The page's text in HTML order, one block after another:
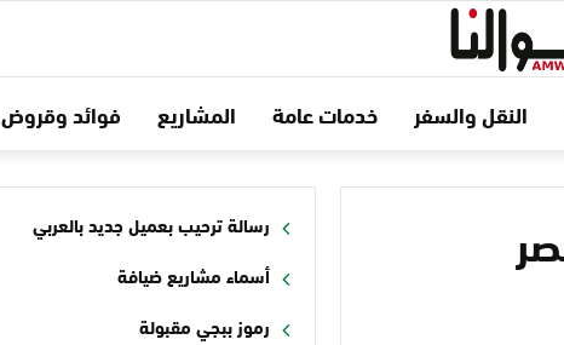
النقل والسفر خدمات عامة المشاريع فوائد وقروض
رسالة ترحيب بعميل جديد بالعربي
أسماء مشاريع ضيافة
رموز ببجي مقبولة